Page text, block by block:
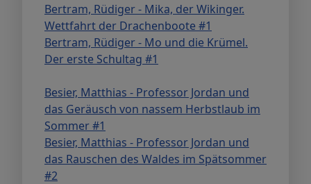
Bertram, Rüdiger - Mika, der Wikinger.
Wettfahrt der Drachenboote #1
Bertram, Rüdiger - Mo und die Krümel.
Der erste Schultag #1
Besier, Matthias - Professor Jordan und
das Geräusch von nassem Herbstlaub im
Sommer #1
Besier, Matthias - Professor Jordan und
das Rauschen des Waldes im Spätsommer
#2